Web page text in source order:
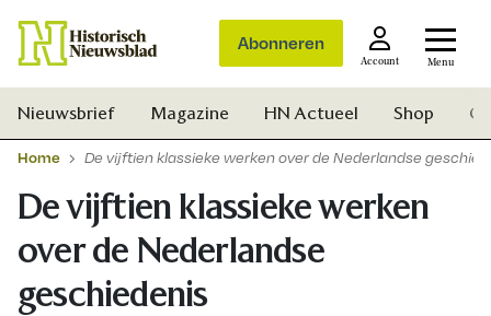
Abonneren
Account Menu
Nieuwsbrief Magazine HN Actueel Shop
Home De vijftien klassieke werken over de Nederlandse
De vijftien klassieke werken
over de Nederlandse
geschiedenis